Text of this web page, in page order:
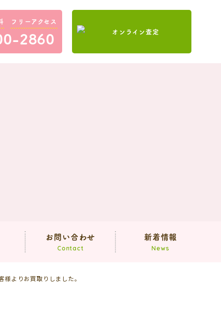
フリーアクセス
2860
お問い合わせ
Contact
新着情報
News
りお買取りしました。